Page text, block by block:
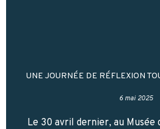
UNE JOURNÉE DE RÉFLEXION
6 mai 2025
Le 30 avril dernier, au Musée